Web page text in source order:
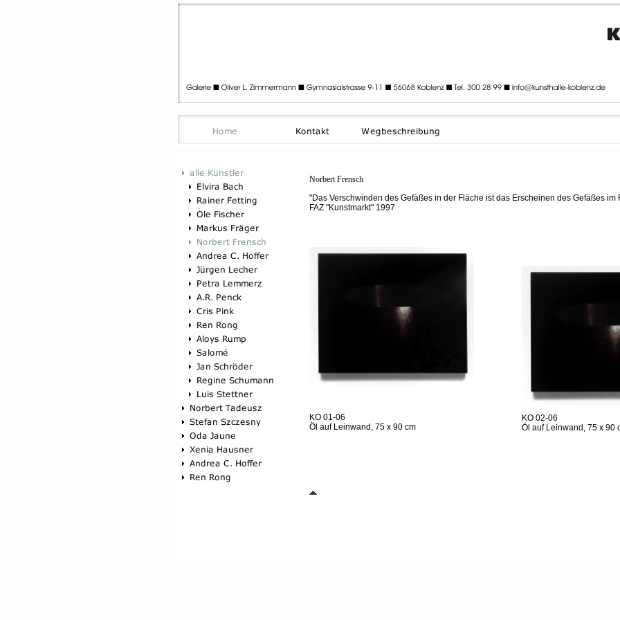
Norbert Frensch
"Das Verschwinden des Gefäßes in der Fläche ist das Erscheinen des Gefäßes im
FAZ "Kunstmarkt" 1997
KO 01-06
Öl auf Leinwand, 75 x 90 cm
KO 02-06
Öl auf Leinwand, 75 x 90